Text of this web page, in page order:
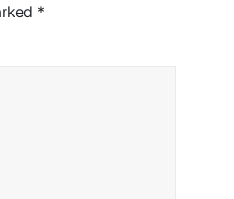
*